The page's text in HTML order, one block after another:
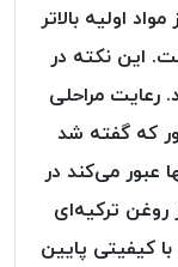
اولیه بالاتر
این نکته در
مراحلی
که گفته شد
عبور می‌کند در
روغن ترکیه‌ای
کیفیتی پایین